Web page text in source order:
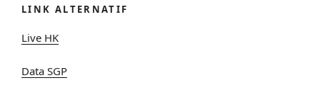
LINK ALTERNATIF
Live HK
Data SGP